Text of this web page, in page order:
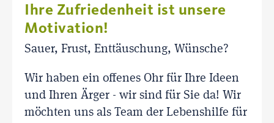
Ihre Zufriedenheit ist unsere
Motivation!
Sauer, Frust, Enttäuschung, Wünsche?
Wir haben ein offenes Ohr für Ihre Ideen
und Ihren Ärger - wir sind für Sie da! Wir
möchten uns als Team der Lebenshilfe für